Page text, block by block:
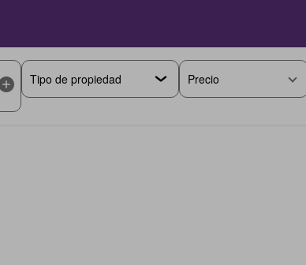
Precio